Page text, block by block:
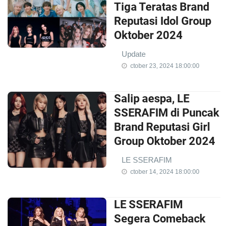
Tiga Teratas Brand
Reputasi Idol Group
Oktober 2024
Update
ctober 23, 2024 18:00:00
Salip aespa, LE
SSERAFIM di Puncak
Brand Reputasi Girl
Group Oktober 2024
LE SSERAFIM
ctober 14, 2024 18:00:00
LE SSERAFIM
Segera Comeback